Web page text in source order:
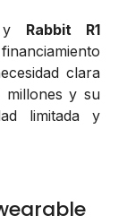
Rabbit R1
clara
millones y su
limitada y